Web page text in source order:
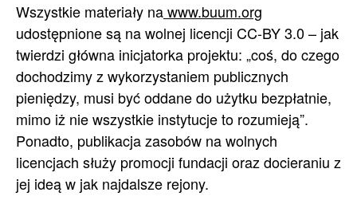
Wszystkie materiały nawww.buum.org
udostępnione są na wolnej licencji CC-BY 3.0 – jak
twierdzi główna inicjatorka projektu: „coś, do czego
dochodzimy z wykorzystaniem publicznych
pieniędzy, musi być oddane do użytku bezpłatnie,
mimo iż nie wszystkie instytucje to rozumieją”.
Ponadto, publikacja zasobów na wolnych
licencjach służy promocji fundacji oraz docieraniu z
jej ideą w jak najdalsze rejony.